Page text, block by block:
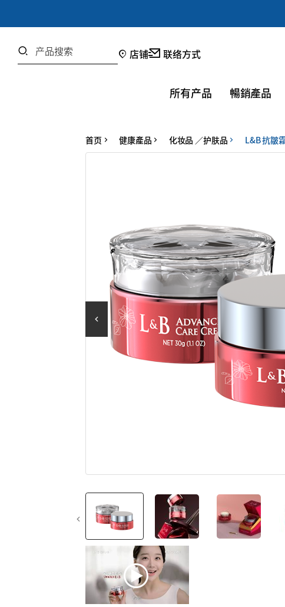
Search 店铺 联络方式
所有产品 暢銷產品
首页 健康產品 化妆品 ／护肤品 L&B 抗皺
Password
您忘记密码了吗?